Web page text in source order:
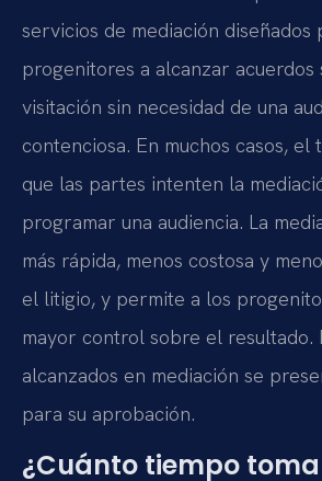
servicios de mediación diseñados
progenitores a alcanzar acuerdos
visitación sin necesidad de una
contenciosa. En muchos casos,
que las partes intenten la
programar una audiencia. La
más rápida, menos costosa y
el litigio, y permite a los
mayor control sobre el resultado.
alcanzados en mediación se
para su aprobación.
¿Cuánto tiempo